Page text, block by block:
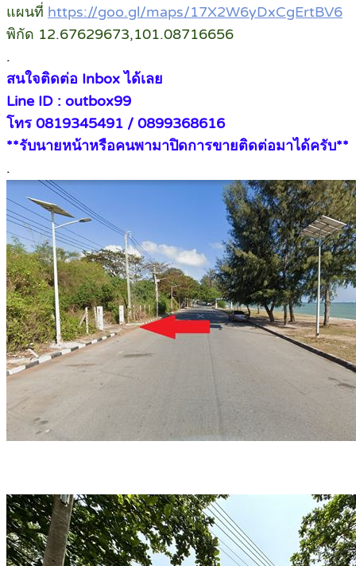
แผนที่ https://goo.gl/maps/17X2W6yDxCgErtBV6
พิกัด 12.67629673,101.08716656
.
สนใจติดต่อ Inbox ได้เลย
Line ID : outbox99
โทร 0819345491 / 0899368616
**รับนายหน้าหรือคนพามาปิดการขายติดต่อมาได้ครับ**
.